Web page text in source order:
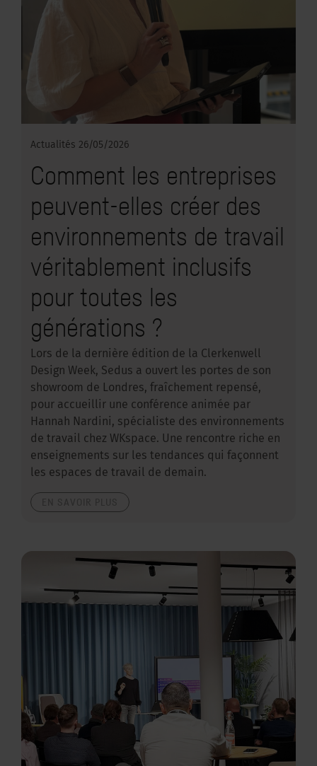
Actualités 26/05/2026
Comment les entreprises
peuvent-elles créer des
environnements de travail
véritablement inclusifs
pour toutes les
générations ?
Lors de la dernière édition de la Clerkenwell
Design Week, Sedus a ouvert les portes de son
showroom de Londres, fraîchement repensé,
pour accueillir une conférence animée par
Hannah Nardini, spécialiste des environnements
de travail chez WKspace. Une rencontre riche en
enseignements sur les tendances qui façonnent
les espaces de travail de demain.